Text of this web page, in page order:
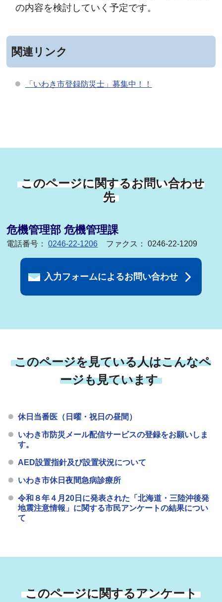
の内容を検討していく予定です。
関連リンク
「いわき市登録防災士」募集中！！
このページに関するお問い合わせ
先
危機管理部 危機管理課
電話番号：0246-22-1206 ファクス： 0246-22-1209
入力フォームによるお問い合わせ
このページを見ている人はこんなペ
ージも見ています
休日当番医（日曜・祝日の昼間）
いわき市防災メール配信サービスの登録をお願いしま
す。
AED設置指針及び設置状況について
いわき市休日夜間急病診療所
令和８年４月20日に発表された「北海道・三陸沖後発
地震注意情報」に関する市民アンケートの結果につい
て
このページに関するアンケート